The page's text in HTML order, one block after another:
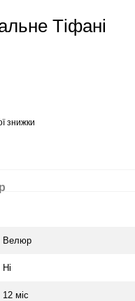
Тіфані
знижки
Велюр
Ні
12 міс